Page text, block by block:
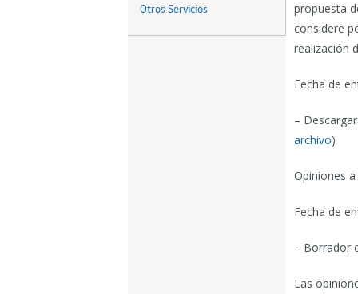
Otros Servicios
propuesta
considere
realización
Fecha de
–
archivo)
Opiniones
Fecha de
– Borrador
Las